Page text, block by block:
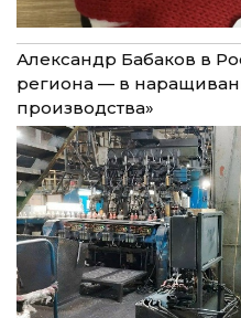
Александр Бабаков в
региона — в
производства»